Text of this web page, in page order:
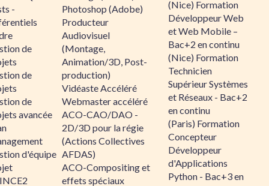
-
de
de
de
avancée
d'équipe
Photoshop (Adobe)
Producteur
Audiovisuel
(Montage,
Animation/3D, Post-
production)
Vidéaste Accéléré
Webmaster accéléré
ACO-CAO/DAO -
2D/3D pour la régie
(Actions Collectives
AFDAS)
ACO-Compositing et
effets spéciaux
(Nice) Formation
Développeur Web
et Web Mobile –
Bac+2 en continu
(Nice) Formation
Technicien
Supérieur Systèmes
et Réseaux - Bac+2
en continu
(Paris) Formation
Concepteur
Développeur
d'Applications
Python - Bac+3 en